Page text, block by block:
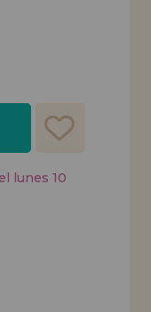
lunes 10